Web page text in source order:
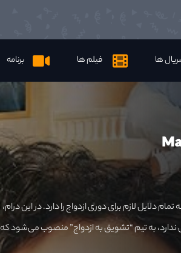
ها فیلم ها برنامه
لازم برای دوری ازدواج را دارد. در این درام،
ندارد، به تیم “تشویق به ازدواج” منصوب می‌شود که